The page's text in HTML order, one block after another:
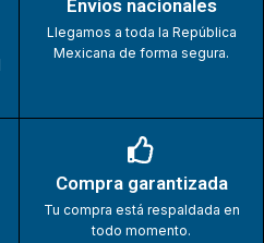
Envios nacionales
Llegamos a toda la República
Mexicana de forma segura.
Compra garantizada
Tu compra está respaldada en
todo momento.